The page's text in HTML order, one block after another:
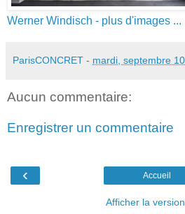
Werner Windisch - plus d'images ...
ParisCONCRET - mardi, septembre
Aucun commentaire:
Enregistrer un commentaire
‹ Accueil
Afficher la